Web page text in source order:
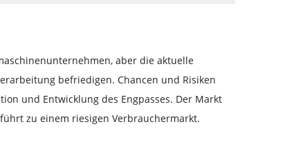
aber die aktuelle
befriedigen. Chancen und Risiken
und Entwicklung des Engpasses. Der Markt
zu einem riesigen Verbrauchermarkt.